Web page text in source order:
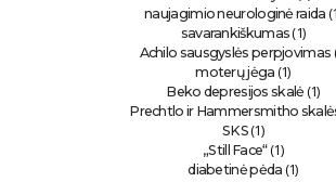
naujagimio neurologinė raida
savarankiškumas (1)
Achilo sausgyslės perpjovimas
moterų jėga (1)
Beko depresijos skalė(1)
Prechtlo ir Hammersmitho
SKS(1)
„Still Face“(1)
diabetinė pėda (1)